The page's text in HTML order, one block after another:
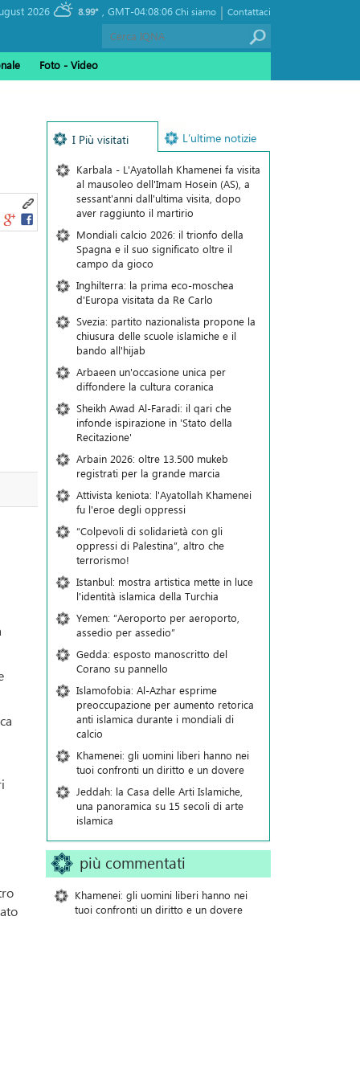
GMT-04:08:06
8.99° Contattaci
|
Chi siamo
Foto - Video
I Più visitati L’ultime notizie
Karbala - L'Ayatollah Khamenei fa visita
al mausoleo dell'Imam Hosein (AS), a
sessant'anni dall'ultima visita, dopo
aver raggiunto il martirio
Mondiali calcio 2026: il trionfo della
Spagna e il suo significato oltre il
campo da gioco
Inghilterra: la prima eco-moschea
d'Europa visitata da Re Carlo
Svezia: partito nazionalista propone la
chiusura delle scuole islamiche e il
bando all'hijab
Arbaeen un'occasione unica per
diffondere la cultura coranica
Sheikh Awad Al-Faradi: il qari che
infonde ispirazione in 'Stato della
Recitazione'
Arbain 2026: oltre 13.500 mukeb
registrati per la grande marcia
Attivista keniota: l'Ayatollah Khamenei
fu l'eroe degli oppressi
“Colpevoli di solidarietà con gli
oppressi di Palestina”, altro che
terrorismo!
Istanbul: mostra artistica mette in luce
l'identità islamica della Turchia
Yemen: “Aeroporto per aeroporto,
assedio per assedio”
Gedda: esposto manoscritto del
Corano su pannello
Islamofobia: Al-Azhar esprime
preoccupazione per aumento retorica
anti islamica durante i mondiali di
calcio
Khamenei: gli uomini liberi hanno nei
tuoi confronti un diritto e un dovere
Jeddah: la Casa delle Arti Islamiche,
una panoramica su 15 secoli di arte
islamica
più commentati
Khamenei: gli uomini liberi hanno nei
tuoi confronti un diritto e un dovere